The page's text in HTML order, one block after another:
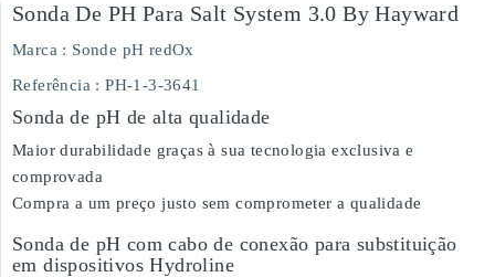
Sonda De PH Para Salt System 3.0 By Hayward
Marca : Sonde pH redOx
Referência : PH-1-3-3641
Sonda de pH de alta qualidade
Maior durabilidade graças à sua tecnologia exclusiva e
comprovada
Compra a um preço justo sem comprometer a qualidade
Sonda de pH com cabo de conexão para substituição
em dispositivos Hydroline